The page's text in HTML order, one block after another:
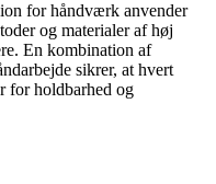
for håndværk anvender
og materialer af høj
En kombination af
sikrer, at hvert
for holdbarhed og